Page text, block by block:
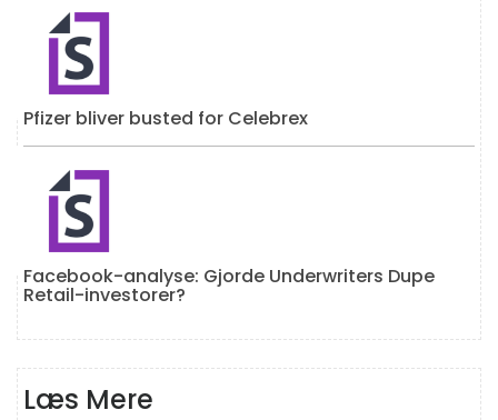
Pfizer bliver busted for Celebrex
Facebook-analyse: Gjorde Underwriters Dupe
Retail-investorer?
Læs Mere